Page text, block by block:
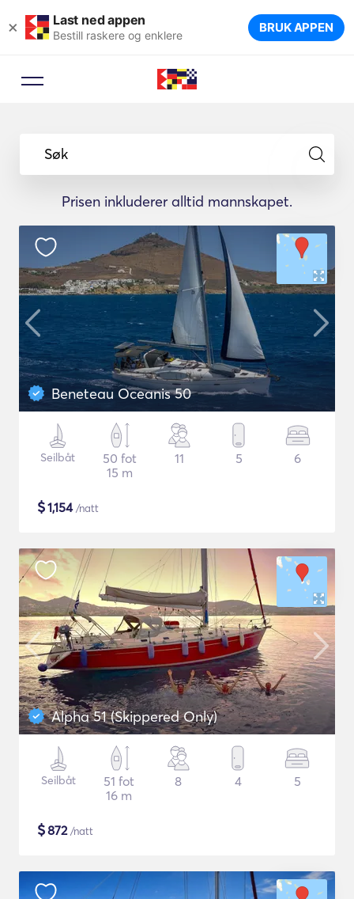
× Last ned appen
Bestill raskere og enklere BRUK APPEN
Søk
Prisen inkluderer alltid mannskapet.
Beneteau Oceanis 50
Seilbåt
50 fot
15 m
11 5 6
$1,154/natt
Alpha 51 (Skippered Only)
Seilbåt
51 fot
16 m
8 4 5
$872/natt